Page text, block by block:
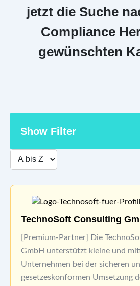
jetzt die Suche
Compliance
gewünschten
TechnoSoft Consulting
[Premium-Partner] Die
GmbH unterstützt kleine und
Unternehmen bei der sicheren
gesetzeskonformen Umsetzung
Show Filter